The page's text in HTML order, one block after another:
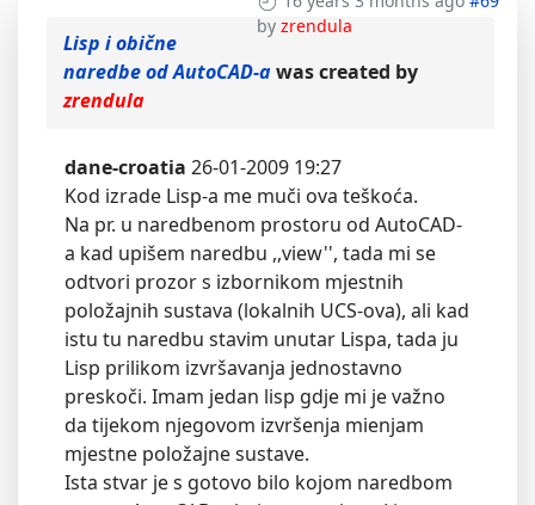
by zrendula
Lisp i obične
naredbe od AutoCAD-awas created by
zrendula
dane-croatia 26-01-2009 19:27
Kod izrade Lisp-a me muči ova teškoća.
Na pr. u naredbenom prostoru od AutoCAD-
a kad upišem naredbu ,,view'', tada mi se
odtvori prozor s izbornikom mjestnih
položajnih sustava (lokalnih UCS-ova), ali kad
istu tu naredbu stavim unutar Lispa, tada ju
Lisp prilikom izvršavanja jednostavno
preskoči. Imam jedan lisp gdje mi je važno
da tijekom njegovom izvršenja mienjam
mjestne položajne sustave.
Ista stvar je s gotovo bilo kojom naredbom